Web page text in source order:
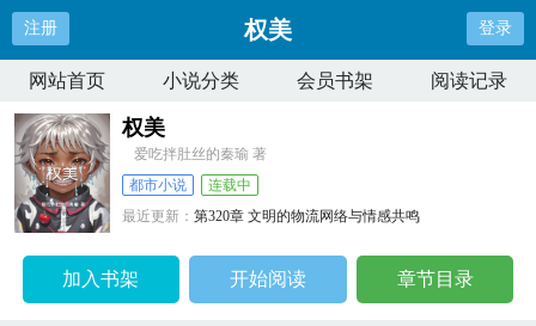
注册 权美 登录
网站首页 小说分类 会员书架 阅读记录
权美
爱吃拌肚丝的秦瑜 著
都市小说
连载中
最近更新：第320章 文明的物流网络与情感共鸣
加入书架 开始阅读 章节目录